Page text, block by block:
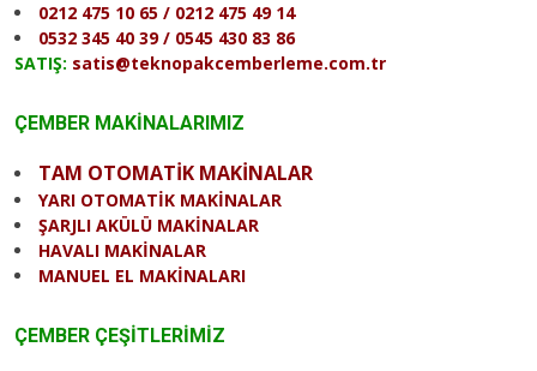
0212 475 10 65 / 0212 475 49 14
0532 345 40 39 / 0545 430 83 86
SATIŞ: satis@teknopakcemberleme.com.tr
ÇEMBER MAKİNALARIMIZ
TAM OTOMATİK MAKİNALAR
YARI OTOMATİK MAKİNALAR
ŞARJLI AKÜLÜ MAKİNALAR
HAVALI MAKİNALAR
MANUEL EL MAKİNALARI
ÇEMBER ÇEŞİTLERİMİZ